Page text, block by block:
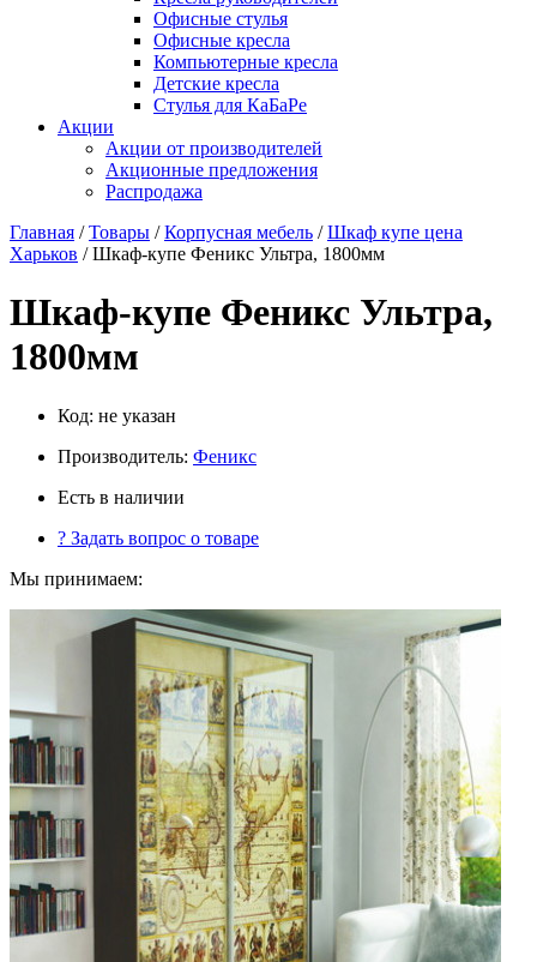
Офисные стулья
Офисные кресла
Компьютерные кресла
Детские кресла
Стулья для КаБаРе
Акции
Акции от производителей
Акционные предложения
Распродажа
Главная /Товары /Корпусная мебель /Шкаф купе цена
Харьков / Шкаф-купе Феникс Ультра, 1800мм
Шкаф-купе Феникс Ультра,
1800мм
Код: не указан
Производитель: Феникс
Есть в наличии
? Задать вопрос о товаре
Мы принимаем: